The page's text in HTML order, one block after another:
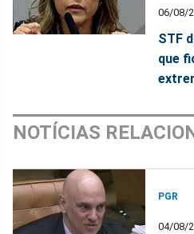
06/08/
STF
que
NOTÍCIAS
PGR
04/08/